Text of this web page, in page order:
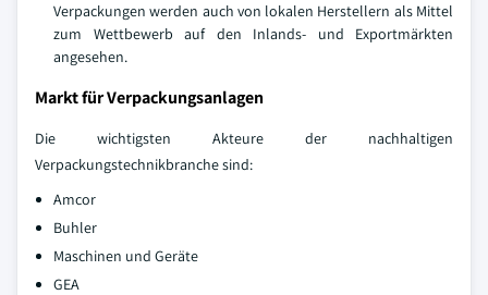
Verpackungen werden auch von lokalen Herstellern als Mittel
zum Wettbewerb auf den Inlands- und Exportmärkten
angesehen.
Markt für Verpackungsanlagen
Die wichtigsten Akteure der nachhaltigen
Verpackungstechnikbranche sind:
Amcor
Buhler
Maschinen und Geräte
GEA